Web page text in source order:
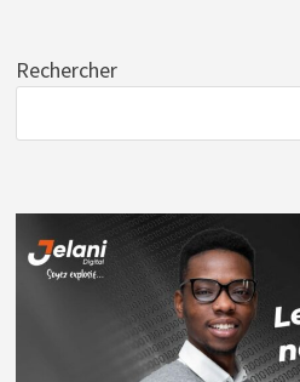
QOS
INDOOR
D’ATTRIBUTION
Rechercher